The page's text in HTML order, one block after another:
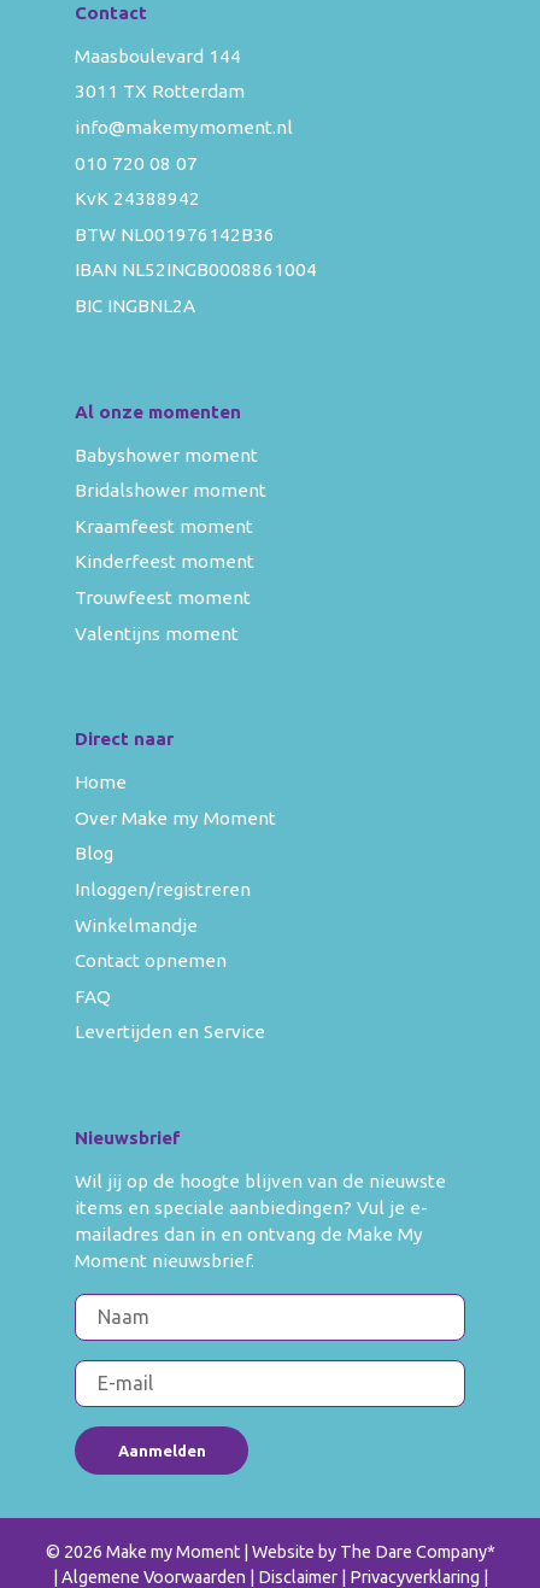
Contact
Maasboulevard 144
3011 TX Rotterdam
info@makemymoment.nl
010 720 08 07
KvK 24388942
BTW NL001976142B36
IBAN NL52INGB0008861004
BIC INGBNL2A
Al onze momenten
Babyshower moment
Bridalshower moment
Kraamfeest moment
Kinderfeest moment
Trouwfeest moment
Valentijns moment
Direct naar
Home
Over Make my Moment
Blog
Inloggen/registreren
Winkelmandje
Contact opnemen
FAQ
Levertijden en Service
Nieuwsbrief
Wil jij op de hoogte blijven van de nieuwste
items en speciale aanbiedingen? Vul je e-
mailadres dan in en ontvang de Make My
Moment nieuwsbrief.
© 2026 Make my Moment | Website by The Dare Company*
Algemene Voorwaarden
Disclaimer Privacyverklaring